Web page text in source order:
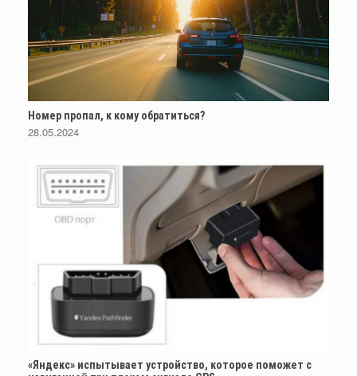
Номер пропал, к кому обратиться?
28.05.2024
«Яндекс» испытывает устройство, которое поможет с